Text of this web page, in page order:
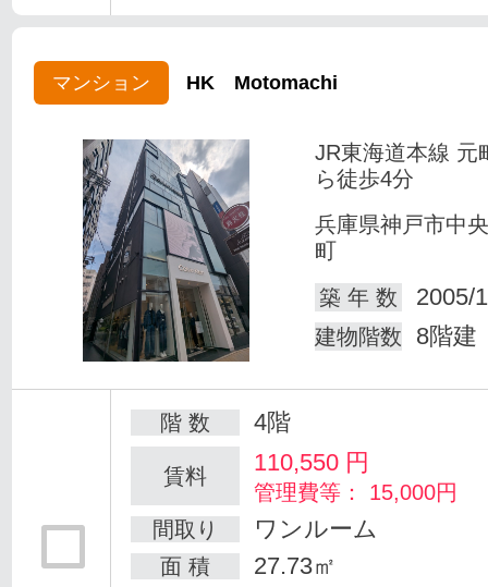
マンション HK Motomachi
JR東海道本線 元
ら徒歩4分
兵庫県神戸市中
町
築 年 数
2005/
建物階数 8階建
階 数 4階
賃料 110,550 円
管理費等： 15,000円
間取り
ワンルーム
面 積 27.73㎡